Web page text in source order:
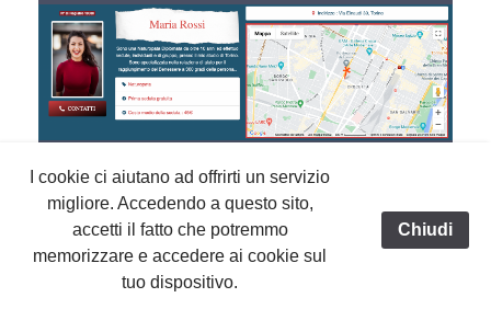
ENTRA ANCHE TU
NEL REGISTRO
I cookie ci aiutano ad offrirti un servizio
migliore. Accedendo a questo sito,
accetti il fatto che potremmo
memorizzare e accedere ai cookie sul
tuo dispositivo.
Chiudi